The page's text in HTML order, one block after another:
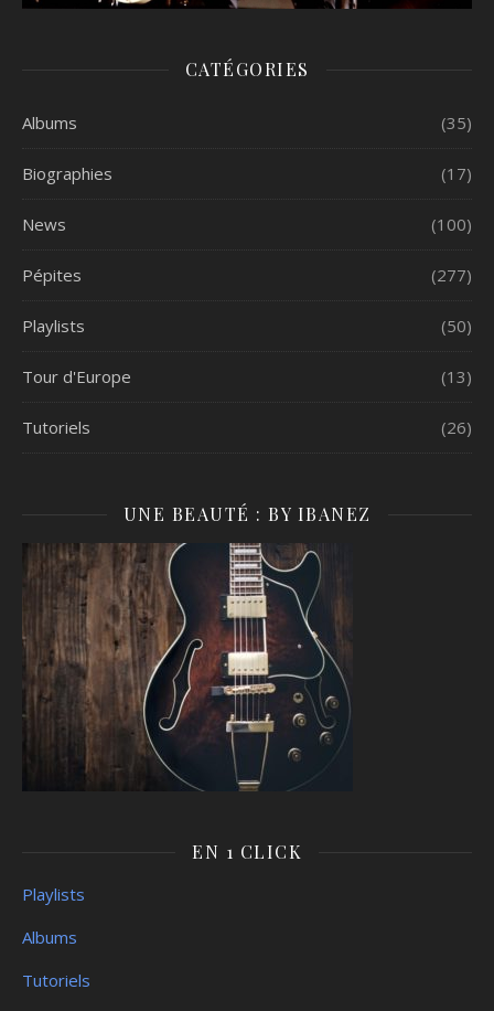
CATÉGORIES
Albums (35)
Biographies (17)
News (100)
Pépites (277)
Playlists (50)
Tour d'Europe (13)
Tutoriels (26)
UNE BEAUTÉ : BY IBANEZ
EN 1 CLICK
Playlists
Albums
Tutoriels